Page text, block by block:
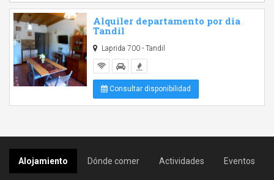
Alquiler departamento por dia
Tandil
Laprida 700 - Tandil
Consultar disponibilidad
Alojamiento Dónde comer Actividades Eventos